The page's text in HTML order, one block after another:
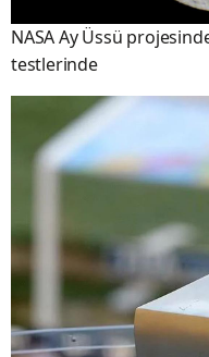
NASA Ay Üssü
testlerinde